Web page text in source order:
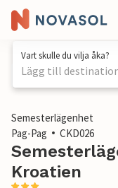
Vart skulle du vilja åka?
Lägg till
1 / 27
Semesterlägenhet
Pag-Pag
CKD026
Kroatien